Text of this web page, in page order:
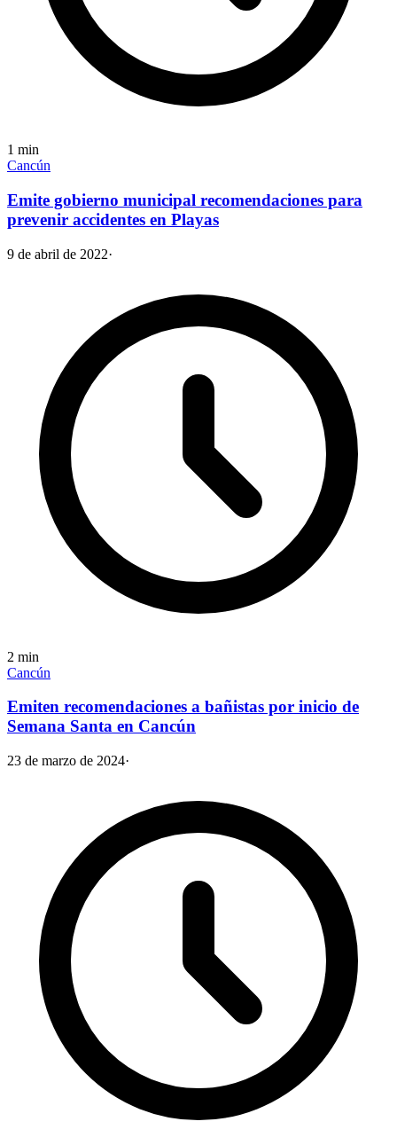
1 min
Cancún
Emite gobierno municipal recomendaciones para
prevenir accidentes en Playas
9 de abril de 2022·
2 min
Cancún
Emiten recomendaciones a bañistas por inicio de
Semana Santa en Cancún
23 de marzo de 2024·